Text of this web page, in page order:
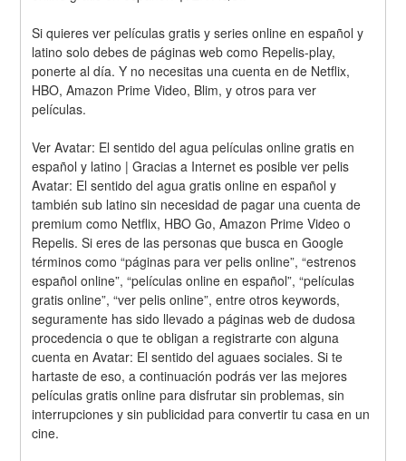
Si quieres ver películas gratis y series online en español y
latino solo debes de páginas web como Repelis-play,
ponerte al día. Y no necesitas una cuenta en de Netflix,
HBO, Amazon Prime Video, Blim, y otros para ver
películas.
Ver Avatar: El sentido del agua películas online gratis en
español y latino | Gracias a Internet es posible ver pelis
Avatar: El sentido del agua gratis online en español y
también sub latino sin necesidad de pagar una cuenta de
premium como Netflix, HBO Go, Amazon Prime Video o
Repelis. Si eres de las personas que busca en Google
términos como “páginas para ver pelis online”, “estrenos
español online”, “películas online en español”, “películas
gratis online”, “ver pelis online”, entre otros keywords,
seguramente has sido llevado a páginas web de dudosa
procedencia o que te obligan a registrarte con alguna
cuenta en Avatar: El sentido del aguaes sociales. Si te
hartaste de eso, a continuación podrás ver las mejores
películas gratis online para disfrutar sin problemas, sin
interrupciones y sin publicidad para convertir tu casa en un
cine.